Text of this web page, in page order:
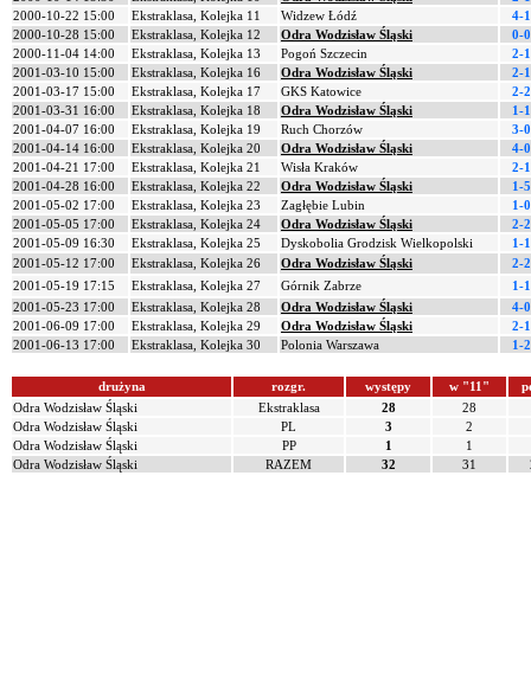
2000-10-22 15:00
Ekstraklasa, Kolejka 11 Widzew Łódź
4-1
2000-10-28 15:00
Ekstraklasa, Kolejka 12 Odra Wodzisław Śląski
0-0
2000-11-04 14:00
Ekstraklasa, Kolejka 13 Pogoń Szczecin
2-1
2001-03-10 15:00
Ekstraklasa, Kolejka 16 Odra Wodzisław Śląski
2-1
2001-03-17 15:00
Ekstraklasa, Kolejka 17 GKS Katowice
2-2
2001-03-31 16:00
Ekstraklasa, Kolejka 18 Odra Wodzisław Śląski
1-1
2001-04-07 16:00
Ekstraklasa, Kolejka 19 Ruch Chorzów
3-0
2001-04-14 16:00
Ekstraklasa, Kolejka 20 Odra Wodzisław Śląski
4-0
2001-04-21 17:00
Ekstraklasa, Kolejka 21 Wisła Kraków
2-1
2001-04-28 16:00
Ekstraklasa, Kolejka 22 Odra Wodzisław Śląski
1-5
2001-05-02 17:00
Ekstraklasa, Kolejka 23 Zagłębie Lubin
1-0
2001-05-05 17:00
Ekstraklasa, Kolejka 24 Odra Wodzisław Śląski
2-2
2001-05-09 16:30
Ekstraklasa, Kolejka 25 Dyskobolia Grodzisk Wielkopolski
1-1
2001-05-12 17:00
Ekstraklasa, Kolejka 26 Odra Wodzisław Śląski
2-2
2001-05-19 17:15
Ekstraklasa, Kolejka 27 Górnik Zabrze
1-1
2001-05-23 17:00
Ekstraklasa, Kolejka 28 Odra Wodzisław Śląski
4-0
2001-06-09 17:00
Ekstraklasa, Kolejka 29 Odra Wodzisław Śląski
2-1
2001-06-13 17:00
Ekstraklasa, Kolejka 30 Polonia Warszawa 1-2
drużyna rozgr. występy w "11"
Odra Wodzisław Śląski
Ekstraklasa 28 28
Odra Wodzisław Śląski
PL 3
2
Odra Wodzisław Śląski
PP 1
1
Odra Wodzisław Śląski
RAZEM 32 31